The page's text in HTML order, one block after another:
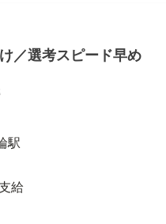
／選考スピード早め
駅
給